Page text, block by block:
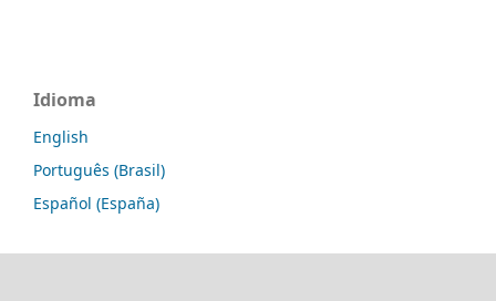
Idioma
English
Português (Brasil)
Español (España)